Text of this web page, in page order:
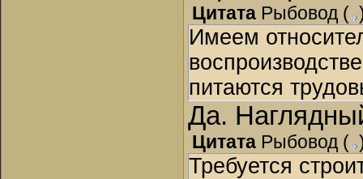
Цитата Рыбовод (
Имеем
питаются
Да.
Цитата Рыбовод (
Требуется